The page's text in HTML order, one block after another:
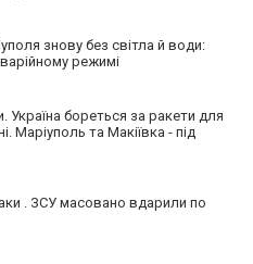
знову без світла й води:
режимі
Україна бореться за ракети для
Маріуполь та Макіївка - під
. ЗСУ масовано вдарили по